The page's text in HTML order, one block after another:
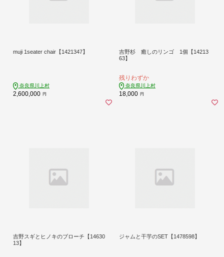
muji 1seater chair【1421347】
奈良県川上村
2,600,000 円
吉野杉 癒しのリンゴ 1個【14213
63】
残りわずか
奈良県川上村
18,000 円
吉野スギとヒノキのブローチ【14630
13】
ジャムと干芋のSET【1478598】